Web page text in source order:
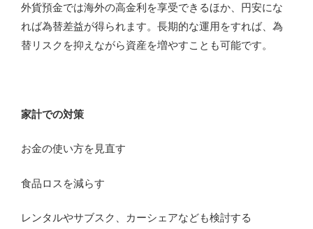
外貨預金では海外の高金利を享受できるほか、円安にな
れば為替差益が得られます。長期的な運用をすれば、為
替リスクを抑えながら資産を増やすことも可能です。
家計での対策
お金の使い方を見直す
食品ロスを減らす
レンタルやサブスク、カーシェアなども検討する